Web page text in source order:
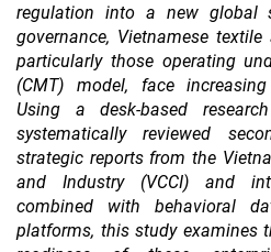
regulation into a new global
governance, Vietnamese
particularly those operating
(CMT) model, face
Using a desk-based
systematically reviewed
strategic reports from the
and Industry (VCCI) and
combined with behavioral
platforms, this study examines